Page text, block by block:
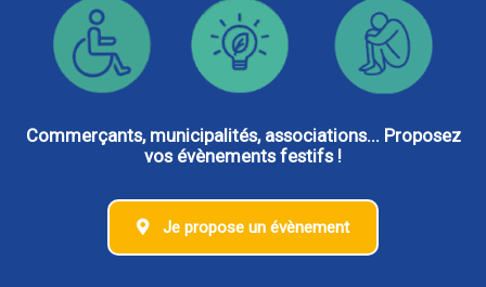
Commerçants, municipalités, associations... Proposez
vos évènements festifs !
Je propose un évènement